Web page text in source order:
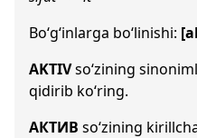
Bo‘g‘inlarga bo‘linishi:
AKTIVso‘zining
qidirib ko‘ring.
АКТИВ so‘zining